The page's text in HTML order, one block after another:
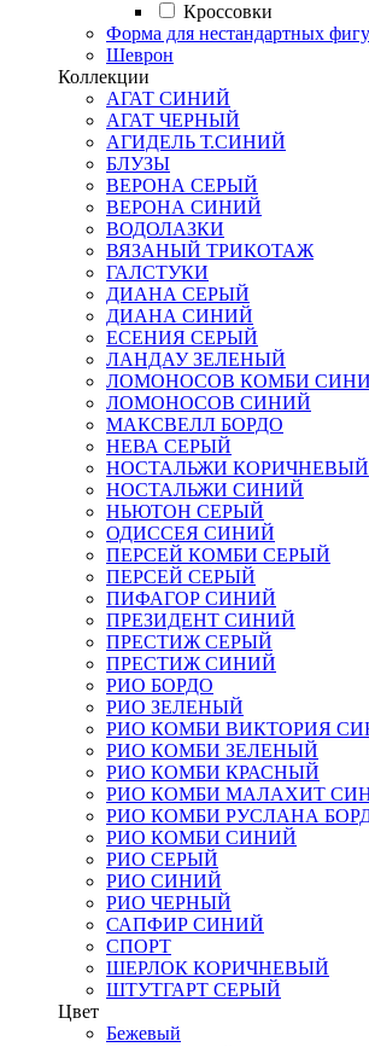
Кроссовки
Форма для нестандартных
Шеврон
Коллекции
АГАТ СИНИЙ
АГАТ ЧЕРНЫЙ
АГИДЕЛЬ Т.СИНИЙ
БЛУЗЫ
ВЕРОНА СЕРЫЙ
ВЕРОНА СИНИЙ
ВОДОЛАЗКИ
ВЯЗАНЫЙ ТРИКОТАЖ
ГАЛСТУКИ
ДИАНА СЕРЫЙ
ДИАНА СИНИЙ
ЕСЕНИЯ СЕРЫЙ
ЛАНДАУ ЗЕЛЕНЫЙ
ЛОМОНОСОВ КОМБИ
ЛОМОНОСОВ СИНИЙ
МАКСВЕЛЛ БОРДО
НЕВА СЕРЫЙ
НОСТАЛЬЖИ КОРИЧНЕВЫЙ
НОСТАЛЬЖИ СИНИЙ
НЬЮТОН СЕРЫЙ
ОДИССЕЯ СИНИЙ
ПЕРСЕЙ КОМБИ СЕРЫЙ
ПЕРСЕЙ СЕРЫЙ
ПИФАГОР СИНИЙ
ПРЕЗИДЕНТ СИНИЙ
ПРЕСТИЖ СЕРЫЙ
ПРЕСТИЖ СИНИЙ
РИО БОРДО
РИО ЗЕЛЕНЫЙ
РИО КОМБИ ВИКТОРИЯ
РИО КОМБИ ЗЕЛЕНЫЙ
РИО КОМБИ КРАСНЫЙ
РИО КОМБИ МАЛАХИТ
РИО КОМБИ РУСЛАНА
РИО КОМБИ СИНИЙ
РИО СЕРЫЙ
РИО СИНИЙ
РИО ЧЕРНЫЙ
САПФИР СИНИЙ
СПОРТ
ШЕРЛОК КОРИЧНЕВЫЙ
ШТУТГАРТ СЕРЫЙ
Цвет
Бежевый